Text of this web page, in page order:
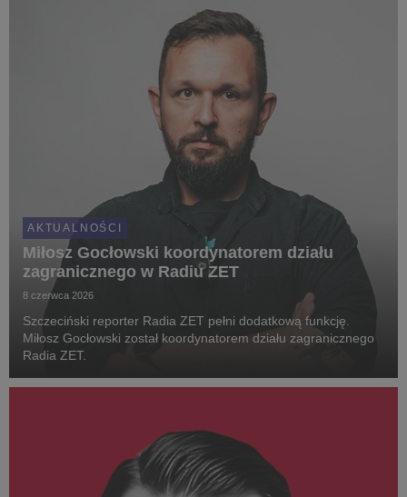
AKTUALNOŚCI
Miłosz Gocłowski koordynatorem działu
zagranicznego w Radiu ZET
8 czerwca 2026
Szczeciński reporter Radia ZET pełni dodatkową funkcję.
Miłosz Gocłowski został koordynatorem działu zagranicznego
Radia ZET.